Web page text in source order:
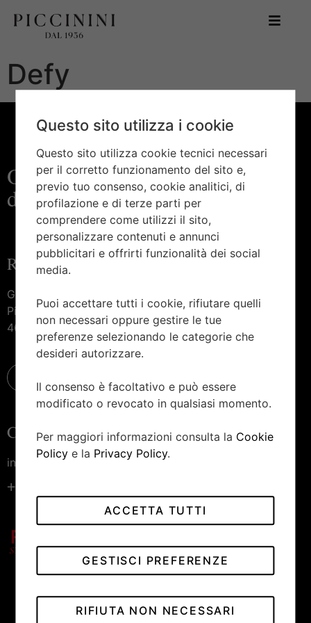
Defy
Orologeria e gioielleria
d’eccellenza
Raggiungici
Gioielleria Piccinini —
Piazza Marconi, 27
46100 Mantova
Contattaci
info@piccininiorologiai.it
+39 0376 222 190
Questo sito utilizza i cookie
Questo sito utilizza cookie tecnici necessari
per il corretto funzionamento del sito e,
previo tuo consenso, cookie analitici, di
profilazione e di terze parti per
comprendere come utilizzi il sito,
personalizzare contenuti e annunci
pubblicitari e offrirti funzionalità dei social
media.
Puoi accettare tutti i cookie, rifiutare quelli
non necessari oppure gestire le tue
preferenze selezionando le categorie che
desideri autorizzare.
Il consenso è facoltativo e può essere
modificato o revocato in qualsiasi momento.
Per maggiori informazioni consulta la Cookie
Policy e la Privacy Policy.
RIFIUTA NON NECESSARI
GESTISCI PREFERENZE
ACCETTA TUTTI